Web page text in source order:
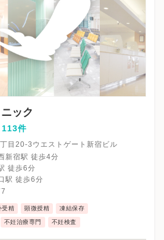
ック
113件
目20-3ウエストゲート新宿ビル
新宿駅 徒歩4分
徒歩6分
駅 徒歩6分
受精 顕微授精 凍結保存
不妊治療専門 不妊検査